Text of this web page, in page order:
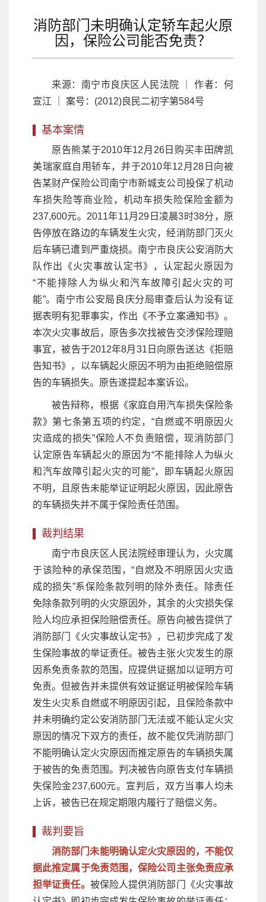
消防部门未明确认定轿车起火原
因，保险公司能否免责？
来源：南宁市良庆区人民法院 ｜ 作者：何
宣江 ｜ 案号：(2012)良民二初字第584号
基本案情
原告熊某于2010年12月26日购买丰田牌凯
美瑞家庭自用轿车，并于2010年12月28日向被
告某财产保险公司南宁市新城支公司投保了机动
车损失险等商业险，机动车损失险保险金额为
237,600元。2011年11月29日凌晨3时38分，原
告停放在路边的车辆发生火灾，经消防部门灭火
后车辆已遭到严重烧损。南宁市良庆公安消防大
队作出《火灾事故认定书》，认定起火原因为
“不能排除人为纵火和汽车故障引起火灾的可
能”。南宁市公安局良庆分局审查后认为没有证
据表明有犯罪事实，作出《不予立案通知书》。
本次火灾事故后，原告多次找被告交涉保险理赔
事宜，被告于2012年8月31日向原告送达《拒赔
告知书》，以车辆起火原因不明为由拒绝赔偿原
告的车辆损失。原告遂提起本案诉讼。
被告辩称，根据《家庭自用汽车损失保险条
款》第七条第五项的约定，“自燃或不明原因火
灾造成的损失”保险人不负责赔偿，现消防部门
认定原告车辆起火的原因为“不能排除人为纵火
和汽车故障引起火灾的可能”，即车辆起火原因
不明，且原告未能举证证明起火原因，因此原告
的车辆损失并不属于保险责任范围。
裁判结果
南宁市良庆区人民法院经审理认为，火灾属
于该险种的承保范围，“自燃及不明原因火灾造
成的损失”系保险条款列明的除外责任。除责任
免除条款列明的火灾原因外，其余的火灾损失保
险人均应承担保险赔偿责任。原告向被告提供了
消防部门《火灾事故认定书》，已初步完成了发
生保险事故的举证责任。被告主张火灾发生的原
因系免责条款的范围，应提供证据加以证明方可
免责。但被告并未提供有效证据证明被保险车辆
发生火灾系自燃或不明原因引起，且保险条款中
并未明确约定公安消防部门无法或不能认定火灾
原因的情况下双方的责任，故不能仅凭消防部门
不能明确认定火灾原因而推定原告的车辆损失属
于被告的免责范围。判决被告向原告支付车辆损
失保险金237,600元。宣判后，双方当事人均未
上诉，被告已在规定期限内履行了赔偿义务。
裁判要旨
消防部门未能明确认定火灾原因的，不能仅
据此推定属于免责范围，保险公司主张免责应承
担举证责任。 被保险人提供消防部门《火灾事故